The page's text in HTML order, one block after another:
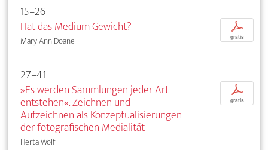
15–26
Hat das Medium Gewicht?
Mary Ann Doane
p
gratis
27–41
»Es werden Sammlungen jeder Art
entstehen«. Zeichnen und
Aufzeichnen als Konzeptualisierungen
der fotografischen Medialität
Herta Wolf
p
gratis